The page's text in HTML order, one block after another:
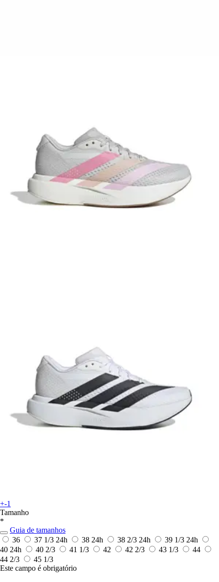
+-1
Tamanho
*
Guia de tamanhos
36
37 1/3 24h 38 24h 38 2/3 24h 39 1/3 24h
40 24h 40 2/3 41 1/3 42 42 2/3 43 1/3
44
44 2/3
45 1/3
Este campo é obrigatório